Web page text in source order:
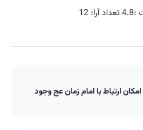
:
4.8تعداد آرا:12
ارتباط با امام زمان عج وجود